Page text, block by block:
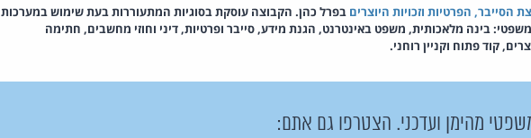
הסייבר, הפרטיות וזכויות היוצרים בפרל כהן. הקבוצה עוסקת בסוגיות המתעוררות בעת שימוש במערכות
בינה מלאכותית, משפט באינטרנט, הגנת מידע, סייבר ופרטיות, דיני וחוזי מחשבים, חתימה
קוד פתוח וקניין רוחני.
מהימן ועדכני. הצטרפו גם אתם: